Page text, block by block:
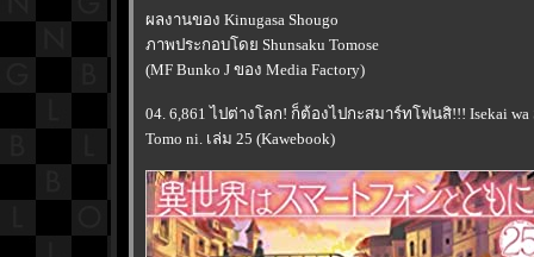
ผลงานของ Kinugasa Shougo
ภาพประกอบโดย Shunsaku Tomose
(MF Bunko J ของ Media Factory)
04. 6,861 ไปต่างโลก! ก็ต้องไปกะสมาร์ทโฟนสิ!!! Isekai wa
Tomo ni. เล่ม 25 (Kawebook)